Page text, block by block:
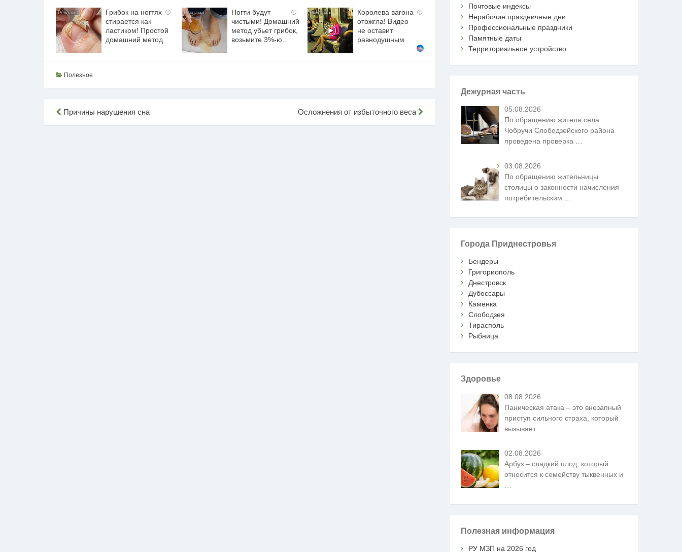
i
Грибок на ногтях
стирается как
ластиком! Простой
домашний метод
i
Ногти будут
чистыми! Домашний
метод убьет грибок,
возьмите 3%-ю…
i
Королева вагона
отожгла! Видео
не оставит
равнодушным
Полезное
Навигация
по
Причины нарушения сна Осложнения от избыточного веса
Почтовые индексы
Нерабочие праздничные дни
Профессиональные праздники
Памятные даты
Территориальное устройство
Дежурная часть
05.08.2026
По обращению жителя села
Чобручи Слободзейского района
проведена проверка …
03.08.2026
По обращению жительницы
столицы о законности начисления
потребительским
Города Приднестровья
Бендеры
Григориополь
Днестровск
Дубоссары
Каменка
Слободзея
Тирасполь
Рыбница
Здоровье
08.08.2026
Паническая атака – это внезапный
приступ сильного страха, который
вызывает
02.08.2026
Арбуз – сладкий плод, который
относится к семейству тыквенных и
Полезная информация
РУ МЗП на 2026 год